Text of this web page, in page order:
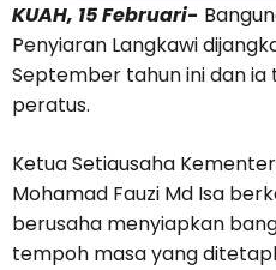
KUAH, 15 Februari-
Penyiaran Langkawi
September tahun ini dan
peratus.
Ketua Setiausaha
Mohamad Fauzi Md Isa
berusaha menyiapkan
tempoh masa yang